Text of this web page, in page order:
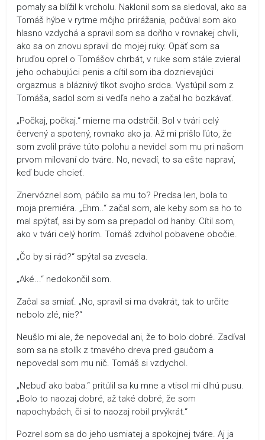
pomaly sa blížil k vrcholu. Naklonil som sa sledoval, ako sa
Tomáš hýbe v rytme môjho prirážania, počúval som ako
hlasno vzdychá a spravil som sa doňho v rovnakej chvíli,
ako sa on znovu spravil do mojej ruky. Opäť som sa
hruďou oprel o Tomášov chrbát, v ruke som stále zvieral
jeho ochabujúci penis a cítil som iba doznievajúci
orgazmus a bláznivý tlkot svojho srdca. Vystúpil som z
Tomáša, sadol som si vedľa neho a začal ho bozkávať.
„Počkaj, počkaj.“ mierne ma odstrčil. Bol v tvári celý
červený a spotený, rovnako ako ja. Až mi prišlo ľúto, že
som zvolil práve túto polohu a nevidel som mu pri našom
prvom milovaní do tváre. No, nevadí, to sa ešte napraví,
keď bude chcieť.
Znervóznel som, páčilo sa mu to? Predsa len, bola to
moja premiéra. „Ehm..“ začal som, ale keby som sa ho to
mal spýtať, asi by som sa prepadol od hanby. Cítil som,
ako v tvári celý horím. Tomáš zdvihol pobavene obočie.
„Čo by si rád?“ spýtal sa zvesela.
„Aké...“ nedokončil som.
Začal sa smiať. „No, spravil si ma dvakrát, tak to určite
nebolo zlé, nie?“
Neušlo mi ale, že nepovedal ani, že to bolo dobré. Zadíval
som sa na stolík z tmavého dreva pred gaučom a
nepovedal som mu nič. Tomáš si vzdychol.
„Nebuď ako baba.“ pritúlil sa ku mne a vtisol mi dlhú pusu.
„Bolo to naozaj dobré, až také dobré, že som
napochybách, či si to naozaj robil prvýkrát.“
Pozrel som sa do jeho usmiatej a spokojnej tváre. Aj ja